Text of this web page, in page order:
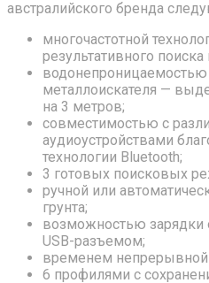
австралийского бренда
многочастотной
результативного
водонепроницаемостью
металлоискателя —
на 3 метров;
совместимостью с
аудиоустройствами
технологии Bluetooth;
3 готовых поисковых
ручной или
грунта;
возможностью зарядки
USB-разъемом;
временем непрерывной
6 профилями с